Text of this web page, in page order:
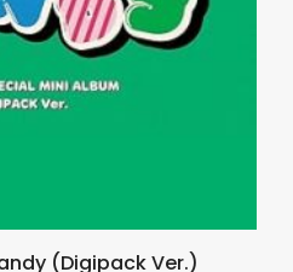
(Digipack Ver.)